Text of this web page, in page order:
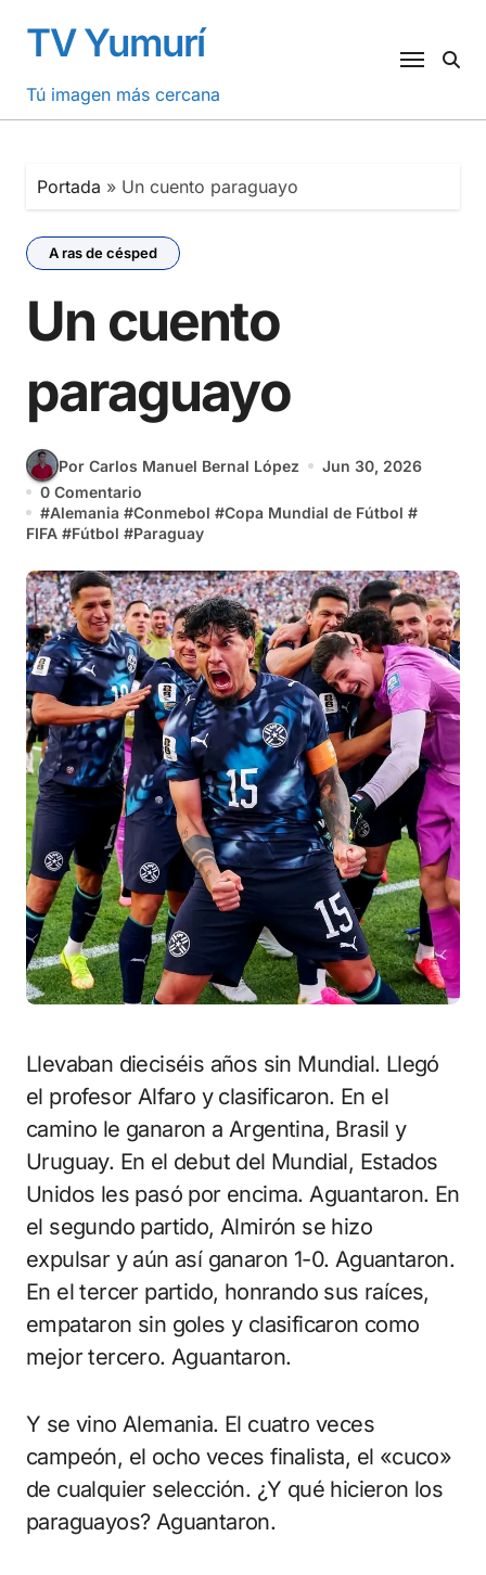
contenido
TV Yumurí
Tú imagen más cercana
Portada » Un cuento paraguayo
A ras de césped
Un cuento
paraguayo
Por Carlos Manuel Bernal López
Jun 30, 2026
0 Comentario
#Alemania #Conmebol #Copa Mundial de Fútbol #
FIFA #Fútbol #Paraguay
Llevaban dieciséis años sin Mundial. Llegó
el profesor Alfaro y clasificaron. En el
camino le ganaron a Argentina, Brasil y
Uruguay. En el debut del Mundial, Estados
Unidos les pasó por encima. Aguantaron. En
el segundo partido, Almirón se hizo
expulsar y aún así ganaron 1-0. Aguantaron.
En el tercer partido, honrando sus raíces,
empataron sin goles y clasificaron como
mejor tercero. Aguantaron.
Y se vino Alemania. El cuatro veces
campeón, el ocho veces finalista, el «cuco»
de cualquier selección. ¿Y qué hicieron los
paraguayos? Aguantaron.